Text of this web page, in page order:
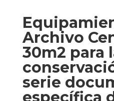
Archivo
30m2 para
serie
específica